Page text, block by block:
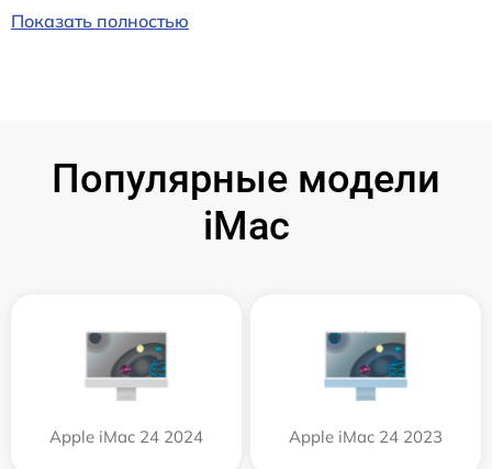
Показать полностью
Популярные модели
iMac
Apple iMac 24 2024 Apple iMac 24 2023